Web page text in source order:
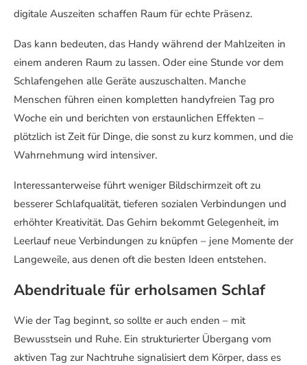
digitale Auszeiten schaffen Raum für echte Präsenz.
Das kann bedeuten, das Handy während der Mahlzeiten in
einem anderen Raum zu lassen. Oder eine Stunde vor dem
Schlafengehen alle Geräte auszuschalten. Manche
Menschen führen einen kompletten handyfreien Tag pro
Woche ein und berichten von erstaunlichen Effekten –
plötzlich ist Zeit für Dinge, die sonst zu kurz kommen, und die
Wahrnehmung wird intensiver.
Interessanterweise führt weniger Bildschirmzeit oft zu
besserer Schlafqualität, tieferen sozialen Verbindungen und
erhöhter Kreativität. Das Gehirn bekommt Gelegenheit, im
Leerlauf neue Verbindungen zu knüpfen – jene Momente der
Langeweile, aus denen oft die besten Ideen entstehen.
Abendrituale für erholsamen Schlaf
Wie der Tag beginnt, so sollte er auch enden – mit
Bewusstsein und Ruhe. Ein strukturierter Übergang vom
aktiven Tag zur Nachtruhe signalisiert dem Körper, dass es